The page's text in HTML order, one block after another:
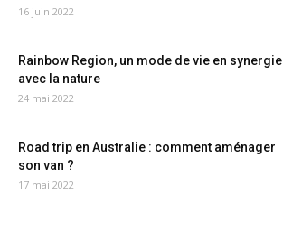
16 juin 2022
Rainbow Region, un mode de vie en synergie
avec la nature
24 mai 2022
Road trip en Australie : comment aménager
son van ?
17 mai 2022